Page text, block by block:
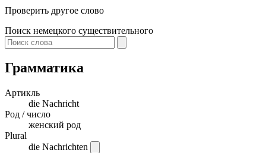
Проверить другое слово
Поиск немецкого существительного
Грамматика
Артикль
die Nachricht
Род / число
женский род
Plural
die Nachrichten